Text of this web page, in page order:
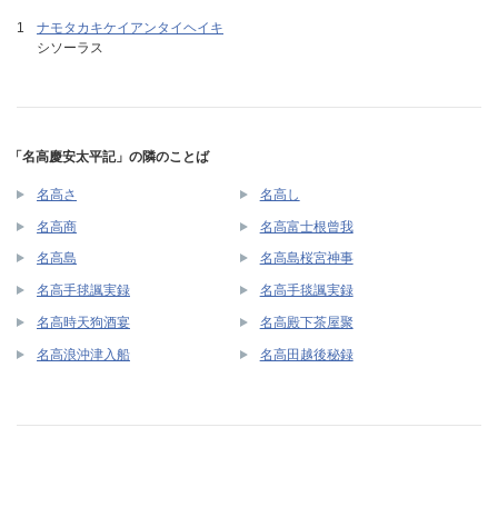
ナモタカキケイアンタイヘイキ
シソーラス
「名高慶安太平記」の隣のことば
名高さ 名高し
名高商 名高富士根曾我
名高島 名高島桜宮神事
名高手毬諷実録 名高手毯諷実録
名高時天狗酒宴 名高殿下茶屋聚
名高浪沖津入船 名高田越後秘録